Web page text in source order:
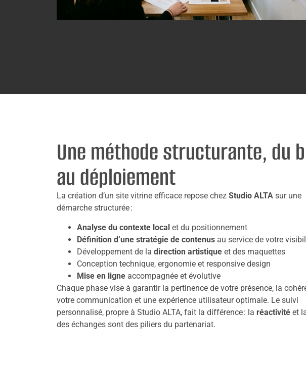
Une méthode structurante, du
au déploiement
La création d’un site vitrine efficace repose chez Studio ALTA sur une
démarche structurée :
Analyse du contexte local et du positionnement
Définition d’une stratégie de contenus au service de votre
Développement de la direction artistique et des maquettes
Conception technique, ergonomie et responsive design
Mise en ligne accompagnée et évolutive
Chaque phase vise à garantir la pertinence de votre présence, la
votre communication et une expérience utilisateur optimale. Le suivi
personnalisé, propre à Studio ALTA, fait la différence : la réactivité et
des échanges sont des piliers du partenariat.